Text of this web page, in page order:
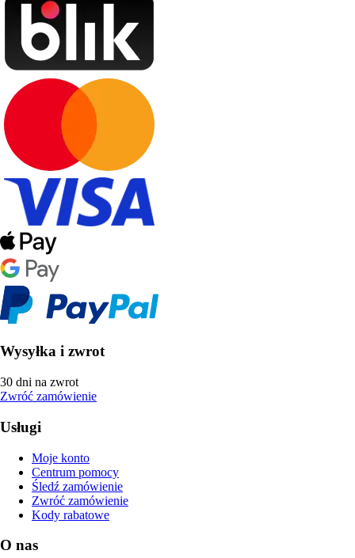
Wysyłka i zwrot
30 dni na zwrot
Zwróć zamówienie
Usługi
Moje konto
Centrum pomocy
Śledź zamówienie
Zwróć zamówienie
Kody rabatowe
O nas